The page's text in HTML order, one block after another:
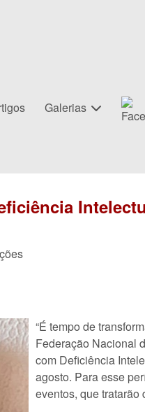
Galerias
“É tempo de
Federação Nacional
com Deficiência
agosto. Para esse
eventos, que tratarão